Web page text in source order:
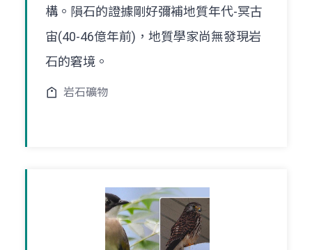
構。隕石的證據剛好彌補地質年代-冥古
宙(40-46億年前)，地質學家尚無發現岩
石的窘境。
岩石礦物